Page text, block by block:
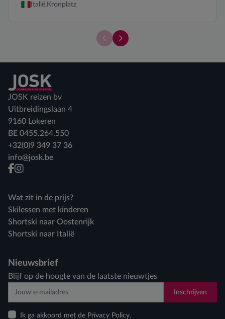
Italië,Kronplatz
Er zijn momenteel geen kamers
Vergelijk de verschillende
Terug naar home
JOSK reizen bv
Uitbreidingslaan 4
9160 Lokeren
BE 0455.264.550
+32(0)9 349 37 36
info@josk.be
facebook
instagram
Wat zit in de prijs?
Skilessen met kinderen
Shortski naar Oostenrijk
Shortski naar Italië
Nieuwsbrief
Blijf op de hoogte van de laatste nieuwtjes
Inschrijven
Ik ga akkoord met de Privacy Policy.